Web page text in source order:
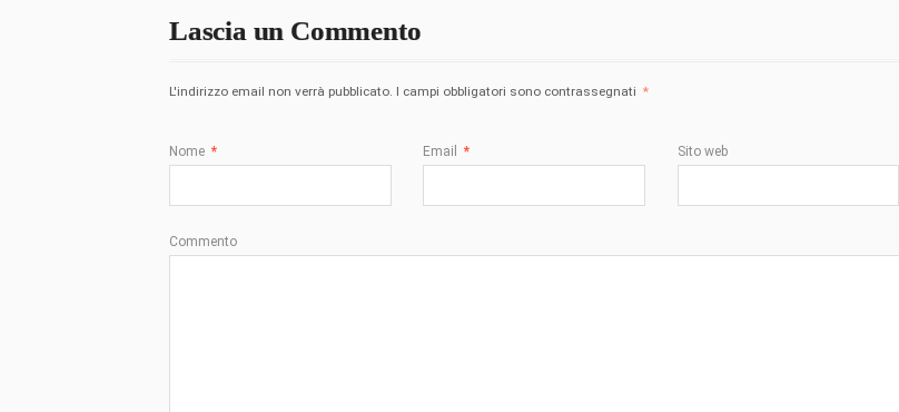
Lascia un Commento
L'indirizzo email non verrà pubblicato. I campi obbligatori sono contrassegnati *
Nome * Email * Sito web
Commento